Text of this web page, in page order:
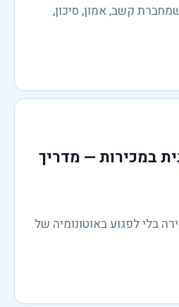
קשב, אמון, סיכון,
במכירות — מדריך
בלי לפגוע באוטונומיה של